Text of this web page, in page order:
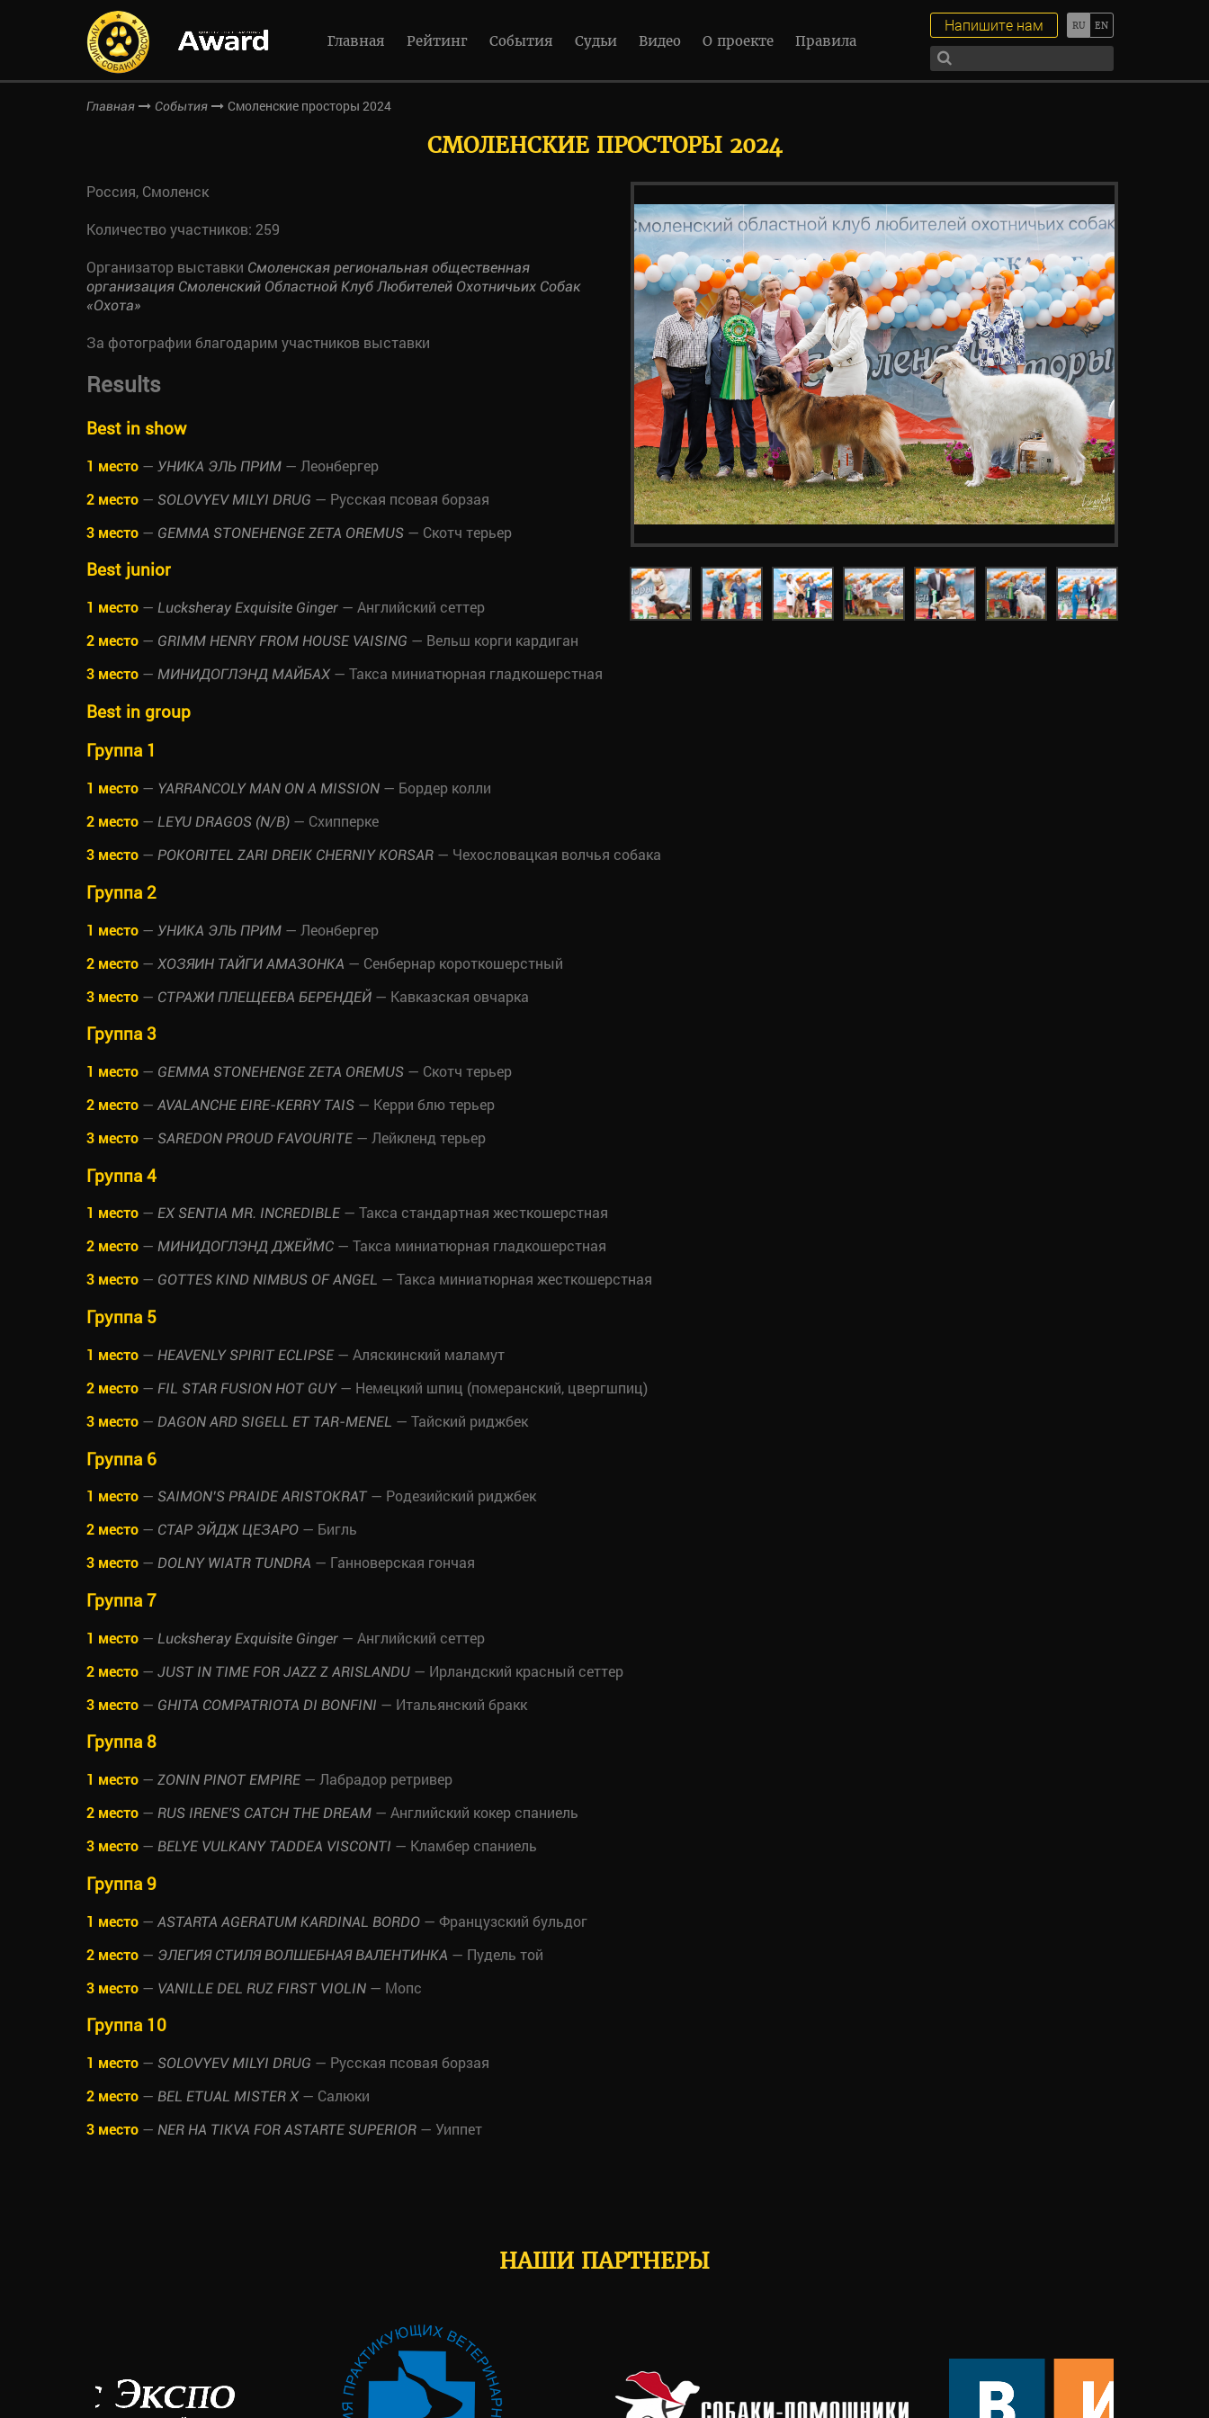
Главная Рейтинг События Судьи Видео О проекте Правила
Напишите нам
Главная События Смоленские просторы 2024
СМОЛЕНСКИЕ ПРОСТОРЫ 2024
Россия, Смоленск
Количество участников: 259
Организатор выставки Смоленская региональная общественная
организация Смоленский Областной Клуб Любителей Охотничьих Собак
«Охота»
За фотографии благодарим участников выставки
Results
Best in show
1 место — УНИКА ЭЛЬ ПРИМ — Леонбергер
2 место — SOLOVYEV MILYI DRUG — Русская псовая борзая
3 место — GEMMA STONEHENGE ZETA OREMUS — Скотч терьер
Best junior
1 место — Lucksheray Exquisite Ginger — Английский сеттер
2 место — GRIMM HENRY FROM HOUSE VAISING — Вельш корги кардиган
3 место — МИНИДОГЛЭНД МАЙБАХ— Такса миниатюрная гладкошерстная
Best in group
Группа 1
1 место — YARRANCOLY MAN ON A MISSION — Бордер колли
2 место — LEYU DRAGOS (N/B) — Схипперке
3 место — POKORITEL ZARI DREIK CHERNIY KORSAR — Чехословацкая волчья собака
Группа 2
1 место — УНИКА ЭЛЬ ПРИМ — Леонбергер
2 место — ХОЗЯИН ТАЙГИ АМАЗОНКА — Сенбернар короткошерстный
3 место — СТРАЖИ ПЛЕЩЕЕВА БЕРЕНДЕЙ — Кавказская овчарка
Группа 3
1 место — GEMMA STONEHENGE ZETA OREMUS — Скотч терьер
2 место — AVALANCHE EIRE-KERRY TAIS — Керри блю терьер
3 место — SAREDON PROUD FAVOURITE — Лейкленд терьер
Группа 4
1 место — EX SENTIA MR. INCREDIBLE — Такса стандартная жесткошерстная
2 место — МИНИДОГЛЭНД ДЖЕЙМС — Такса миниатюрная гладкошерстная
3 место — GOTTES KIND NIMBUS OF ANGEL — Такса миниатюрная жесткошерстная
Группа 5
1 место — HEAVENLY SPIRIT ECLIPSE — Аляскинский маламут
2 место — FIL STAR FUSION HOT GUY— Немецкий шпиц (померанский, цвергшпиц)
3 место — DAGON ARD SIGELL ET TAR-MENEL — Тайский риджбек
Группа 6
1 место — SAIMON’S PRAIDE ARISTOKRAT— Родезийский риджбек
2 место — СТАР ЭЙДЖ ЦЕЗАРО — Бигль
3 место — DOLNY WIATR TUNDRA — Ганноверская гончая
Группа 7
1 место — Lucksheray Exquisite Ginger — Английский сеттер
2 место — JUST IN TIME FOR JAZZ Z ARISLANDU — Ирландский красный сеттер
3 место — GHITA COMPATRIOTA DI BONFINI — Итальянский бракк
Группа 8
1 место — ZONIN PINOT EMPIRE — Лабрадор ретривер
2 место — RUS IRENE'S CATCH THE DREAM — Английский кокер спаниель
3 место — BELYE VULKANY TADDEA VISCONTI — Кламбер спаниель
Группа 9
1 место — ASTARTA AGERATUM KARDINAL BORDO — Французский бульдог
2 место — ЭЛЕГИЯ СТИЛЯ ВОЛШЕБНАЯ ВАЛЕНТИНКА — Пудель той
3 место — VANILLE DEL RUZ FIRST VIOLIN — Мопс
Группа 10
1 место — SOLOVYEV MILYI DRUG — Русская псовая борзая
2 место — BEL ETUAL MISTER X— Салюки
3 место — NER HA TIKVA FOR ASTARTE SUPERIOR — Уиппет
НАШИ ПАРТНЕРЫ